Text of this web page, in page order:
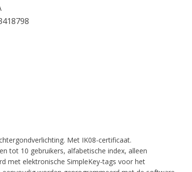
Met IK08-certificaat.
tot 10 gebruikers, alfabetische index, alleen
met elektronische SimpleKey-tags voor het